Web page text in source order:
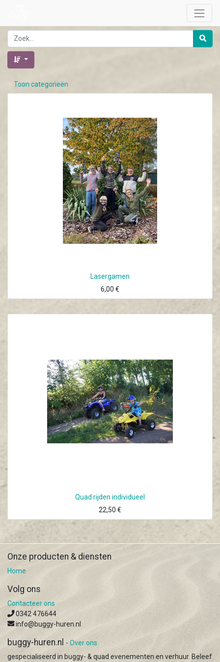
Toon categorieën
Lasergamen
6,00 €
Quad rijden individueel
22,50 €
Onze producten & diensten
Home
Volg ons
Contacteer ons
0342 476644
info@buggy-huren.nl
buggy-huren.nl - Over ons
gespecialiseerd in buggy- & quad evenementen en verhuur. Beleef